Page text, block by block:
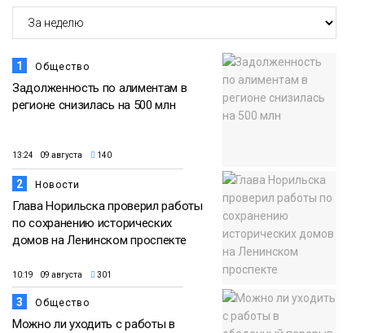
1 Общество
Задолженность по алиментам в
регионе снизилась на 500 млн
13:24 09 августа 140
2 Новости
Глава Норильска проверил работы
по сохранению исторических
домов на Ленинском проспекте
10:19 09 августа 301
3 Общество
Можно ли уходить с работы в